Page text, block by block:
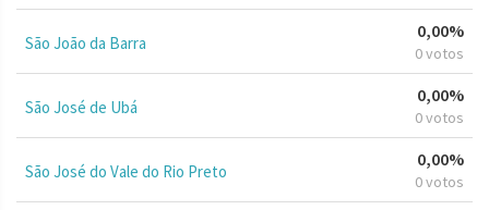
São João da Barra
0,00%
0 votos
São José de Ubá
0,00%
0 votos
São José do Vale do Rio Preto
0,00%
0 votos